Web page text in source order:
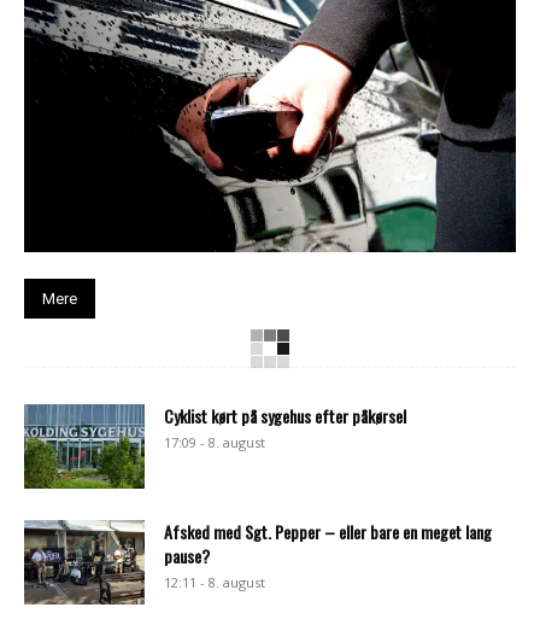
Mere
Cyklist kørt på sygehus efter påkørsel
17:09 - 8. august
Afsked med Sgt. Pepper – eller bare en meget lang
pause?
12:11 - 8. august